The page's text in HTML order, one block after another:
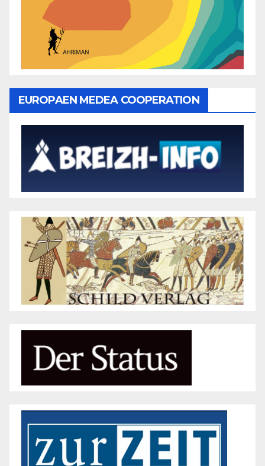
EUROPAEN MEDEA COOPERATION